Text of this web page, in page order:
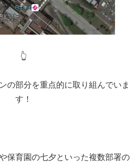
👆
の部分を重点的に取り組んでいま
す！
保育園の七夕といった複数部署の